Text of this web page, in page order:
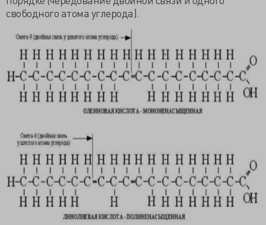
свободного атома углерода).